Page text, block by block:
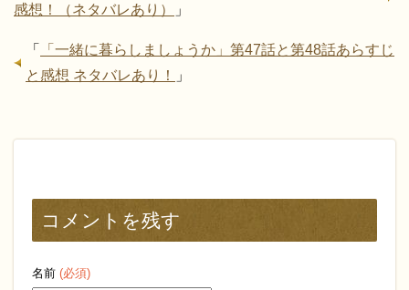
感想！（ネタバレあり）
」
「
「一緒に暮らしましょうか」第47話と第48話あらすじ
と感想 ネタバレあり！
」
コメントを残す
名前 (必須)